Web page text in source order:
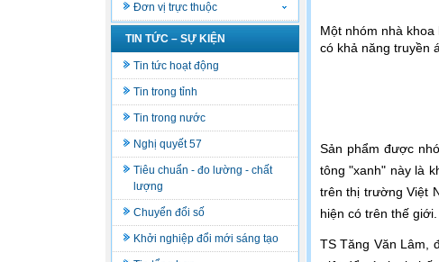
Đơn vị trực thuộc
TIN TỨC – SỰ KIỆN
Tin tức hoạt động
Tin trong tỉnh
Tin trong nước
Nghị quyết 57
Tiêu chuẩn - đo lường - chất
lượng
Chuyển đổi số
Khởi nghiệp đổi mới sáng tạo
Một nhóm nhà
có khả năng truyền
Sản phẩm được
tông "xanh" này là
trên thị trường Việt
hiện có trên thế giới.
TS Tăng Văn Lâm,